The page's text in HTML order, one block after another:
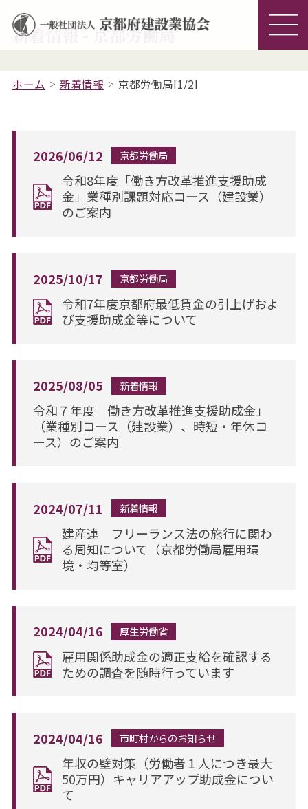
新着情報 - 京都労働局
ホーム 新着情報 京都労働局[1/2]
2026/06/12 京都労働局
令和8年度「働き方改革推進支援助成
金」業種別課題対応コース（建設業）
のご案内
2025/10/17 京都労働局
令和7年度京都府最低賃金の引上げおよ
び支援助成金等について
2025/08/05 新着情報
令和７年度 働き方改革推進支援助成金」
（業種別コース（建設業）、時短・年休コ
ース）のご案内
2024/07/11 新着情報
建産連 フリーランス法の施行に関わ
る周知について（京都労働局雇用環
境・均等室）
2024/04/16 厚生労働省
雇用関係助成金の適正支給を確認する
ための調査を随時行っています
2024/04/16 市町村からのお知らせ
年収の壁対策（労働者１人につき最大
50万円）キャリアアップ助成金につい
て